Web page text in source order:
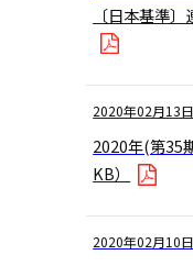
〔日本基準
2020年02月13日
2020年(第35
KB）
2020年02月10日